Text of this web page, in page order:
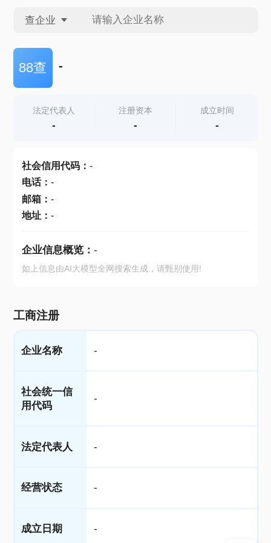
查企业
查企业
查产地
88查 -
法定代表人
-
注册资本
-
成立时间
-
社会信用代码： -
电话： -
邮箱： -
地址： -
企业信息概览： -
如上信息由AI大模型全网搜索生成，请甄别使用!
工商注册
企业名称 -
社会统一信
用代码
-
法定代表人 -
经营状态 -
成立日期 -